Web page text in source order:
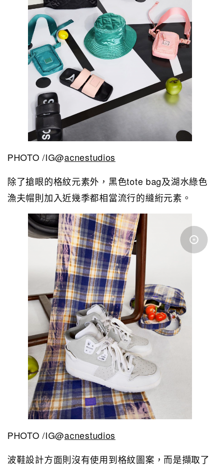
PHOTO /IG@acnestudios
除了搶眼的格紋元素外，黑色tote bag及湖水綠色
漁夫帽則加入近幾季都相當流行的縫絎元素。
PHOTO /IG@acnestudios
波鞋設計方面則沒有使用到格紋圖案，而是擷取了